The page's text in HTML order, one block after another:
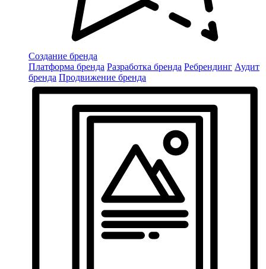
Создание бренда
Платформа бренда Разработка бренда Ребрендинг Аудит
бренда Продвижение бренда